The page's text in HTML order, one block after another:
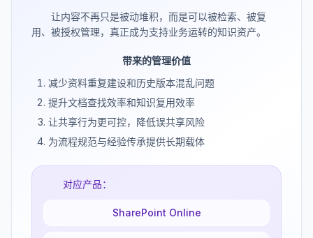
让内容不再只是被动堆积，而是可以被检索、被复
用、被授权管理，真正成为支持业务运转的知识资产。
带来的管理价值
减少资料重复建设和历史版本混乱问题
提升文档查找效率和知识复用效率
让共享行为更可控，降低误共享风险
为流程规范与经验传承提供长期载体
对应产品：
SharePoint Online